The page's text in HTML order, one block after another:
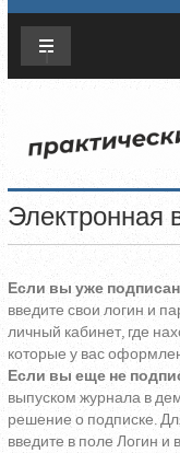
Электронная
Если вы уже
введите свои логин и
личный кабинет, где
которые у вас
Если вы еще не
выпуском журнала в
решение о подписке.
введите в поле Логин и